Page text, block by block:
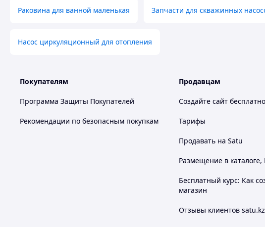
Раковина для ванной маленькая Запчасти для скважинных
Насос циркуляционный для отопления
Покупателям
Программа Защиты Покупателей
Рекомендации по безопасным покупкам
Продавцам
Создайте сайт бесплатно
Тарифы
Продавать на Satu
Размещение в каталоге,
Бесплатный курс: Как
магазин
Отзывы клиентов satu.kz